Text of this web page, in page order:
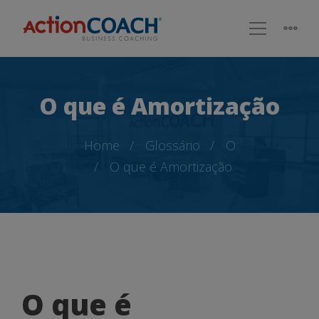
O que é Amortização
Home Glossário
O
O que é Amortização
O
O que é